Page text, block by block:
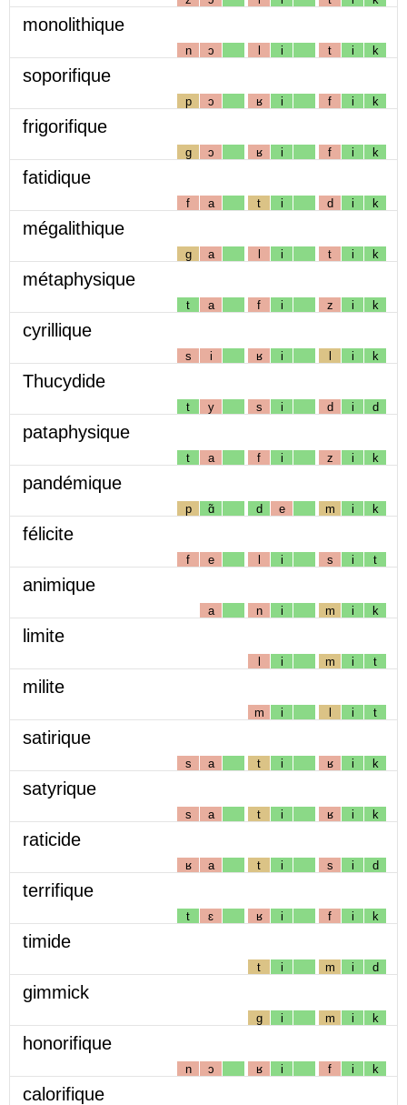
monolithique
n ɔ l i t i k
soporifique
p ɔ ʁ i f i k
frigorifique
g ɔ ʁ i f i k
fatidique
f a t i d i k
mégalithique
g a l i t i k
métaphysique
t a f i z i k
cyrillique
s i ʁ i l i k
Thucydide
t y s i d i d
pataphysique
t a f i z i k
pandémique
p ɑ̃ d e m i k
félicite
f e l i s i t
animique
a n i m i k
limite
l i m i t
milite
m i l i t
satirique
s a t i ʁ i k
satyrique
s a t i ʁ i k
raticide
ʁ a t i s i d
terrifique
t ɛ ʁ i f i k
timide
t i m i d
gimmick
g i m i k
honorifique
n ɔ ʁ i f i k
calorifique